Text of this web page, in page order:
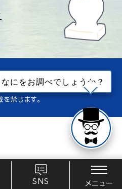
SNS メニュー
All rights reserved.
禁じます。